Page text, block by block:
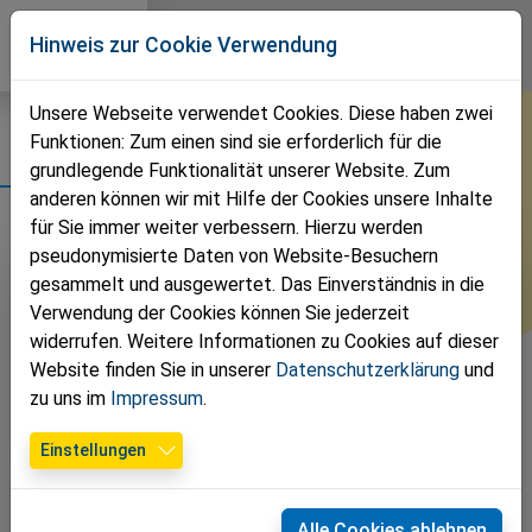
Direkt zur Hauptnavigation springen
Direkt zum Inhalt springen
Stadt
Stefan Hanke
News
Team
Termine
Fotos
Kontakt
Hinweis zur Cookie Verwendung
Unsere Webseite verwendet Cookies. Diese haben zwei
Funktionen: Zum einen sind sie erforderlich für die
grundlegende Funktionalität unserer Website. Zum
anderen können wir mit Hilfe der Cookies unsere Inhalte
für Sie immer weiter verbessern. Hierzu werden
pseudonymisierte Daten von Website-Besuchern
gesammelt und ausgewertet. Das Einverständnis in die
Verwendung der Cookies können Sie jederzeit
widerrufen. Weitere Informationen zu Cookies auf dieser
Website finden Sie in unserer Datenschutzerklärung und
zu uns im Impressum.
Einstellungen